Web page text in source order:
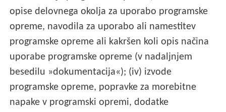
opise delovnega okolja za uporabo programske
opreme, navodila za uporabo ali namestitev
programske opreme ali kakršen koli opis načina
uporabe programske opreme (v nadaljnjem
besedilu »dokumentacija«); (iv) izvode
programske opreme, popravke za morebitne
napake v programski opremi, dodatke